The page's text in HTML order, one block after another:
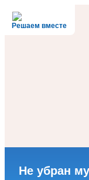
Решаем вместе
Не убран